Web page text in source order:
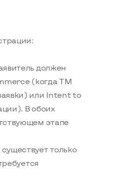
должен
(когда ТМ
или Intent to
В обоих
этапе
только